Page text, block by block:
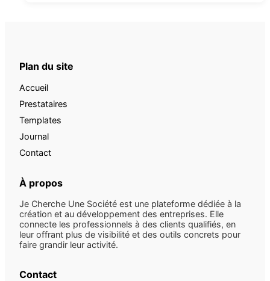
Plan du site
Accueil
Prestataires
Templates
Journal
Contact
À propos
Je Cherche Une Société est une plateforme dédiée à la
création et au développement des entreprises. Elle
connecte les professionnels à des clients qualifiés, en
leur offrant plus de visibilité et des outils concrets pour
faire grandir leur activité.
Contact